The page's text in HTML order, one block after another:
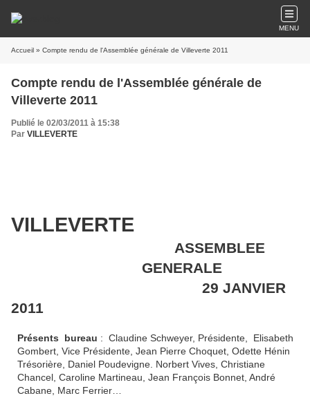
MENU
Accueil » Compte rendu de l'Assemblée générale de Villeverte 2011
Compte rendu de l'Assemblée générale de
Villeverte 2011
Publié le 02/03/2011 à 15:38
Par VILLEVERTE
VILLEVERTE
ASSEMBLEE
GENERALE
29 JANVIER
2011
Présents bureau : Claudine Schweyer, Présidente,
Elisabeth
Gombert, Vice Présidente, Jean Pierre Choquet, Odette Hénin
Trésorière, Daniel Poudevigne. Norbert Vives, Christiane
Chancel, Caroline Martineau, Jean François Bonnet, André
Cabane, Marc Ferrier…